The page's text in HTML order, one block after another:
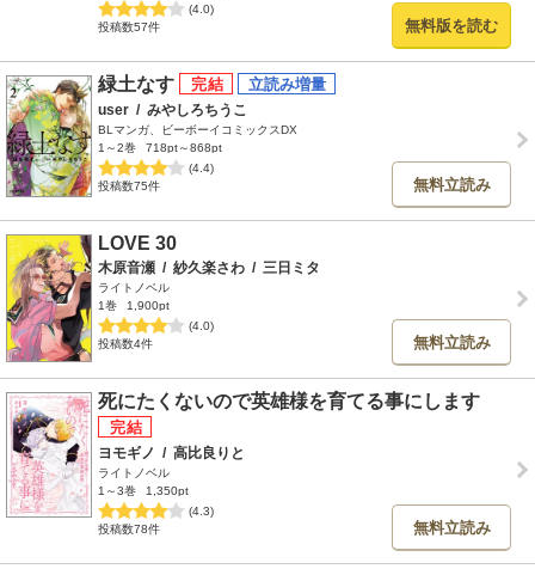
(4.0)
投稿数57件
無料版を読む
緑土なす
user / みやしろちうこ
BLマンガ、ビーボーイコミックスDX
1～2巻
718pt～868pt
(4.4)
投稿数75件
無料立読み
LOVE 30
木原音瀬 / 紗久楽さわ / 三日ミタ
ライトノベル
1巻
1,900pt
(4.0)
投稿数4件
無料立読み
死にたくないので英雄様を育てる事にします
ヨモギノ / 高比良りと
ライトノベル
1～3巻
1,350pt
(4.3)
投稿数78件
無料立読み